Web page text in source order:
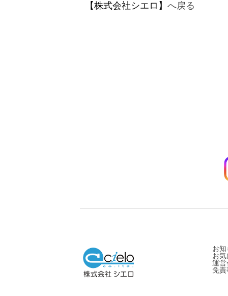
【株式会社シエロ】 へ戻る
お
お
運
免